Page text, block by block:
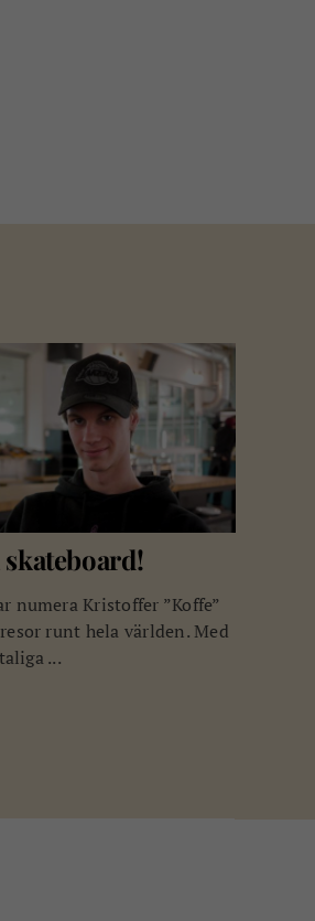
numera Kristoffer ”Koffe”
runt hela världen. Med
...